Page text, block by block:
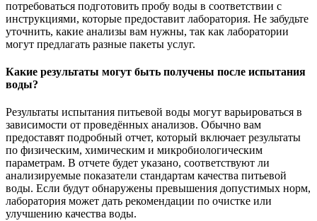
потребоваться подготовить пробу воды в соответствии с
инструкциями, которые предоставит лаборатория. Не забудьте
уточнить, какие анализы вам нужны, так как лаборатории
могут предлагать разные пакеты услуг.
Какие результаты могут быть получены после испытания
воды?
Результаты испытания питьевой воды могут варьироваться в
зависимости от проведённых анализов. Обычно вам
предоставят подробный отчет, который включает результаты
по физическим, химическим и микробиологическим
параметрам. В отчете будет указано, соответствуют ли
анализируемые показатели стандартам качества питьевой
воды. Если будут обнаружены превышения допустимых норм,
лаборатория может дать рекомендации по очистке или
улучшению качества воды.